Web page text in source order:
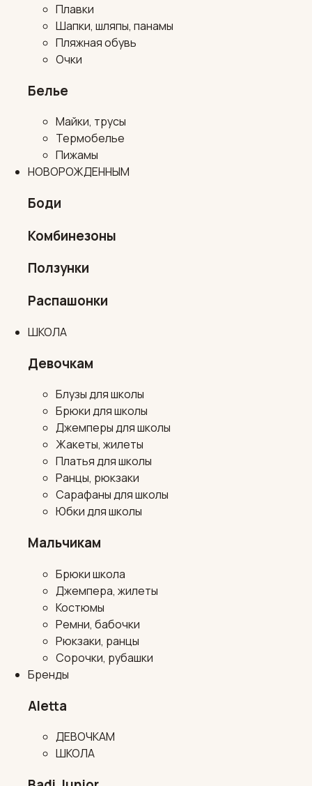
Плавки
Шапки, шляпы, панамы
Пляжная обувь
Очки
Белье
Майки, трусы
Термобелье
Пижамы
НОВОРОЖДЕННЫМ
Боди
Комбинезоны
Ползунки
Распашонки
ШКОЛА
Девочкам
Блузы для школы
Брюки для школы
Джемперы для школы
Жакеты, жилеты
Платья для школы
Ранцы, рюкзаки
Сарафаны для школы
Юбки для школы
Мальчикам
Брюки школа
Джемпера, жилеты
Костюмы
Ремни, бабочки
Рюкзаки, ранцы
Сорочки, рубашки
Бренды
Aletta
ДЕВОЧКАМ
ШКОЛА